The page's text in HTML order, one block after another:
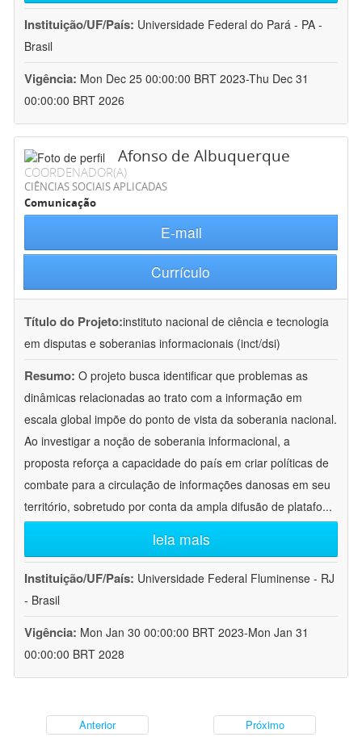
Instituição/UF/País: Universidade Federal do Pará - PA -
Brasil
Vigência: Mon Dec 25 00:00:00 BRT 2023-Thu Dec 31
00:00:00 BRT 2026
Afonso de Albuquerque
COORDENADOR(A)
CIÊNCIAS SOCIAIS APLICADAS
Comunicação
E-mail
Currículo
Título do Projeto:instituto nacional de ciência e tecnologia
em disputas e soberanias informacionais (inct/dsi)
Resumo: O projeto busca identificar que problemas as
dinâmicas relacionadas ao trato com a informação em
escala global impõe do ponto de vista da soberania nacional.
Ao investigar a noção de soberania informacional, a
proposta reforça a capacidade do país em criar políticas de
combate para a circulação de informações danosas em seu
território, sobretudo por conta da ampla difusão de platafo...
leia mais
Instituição/UF/País: Universidade Federal Fluminense - RJ
- Brasil
Vigência: Mon Jan 30 00:00:00 BRT 2023-Mon Jan 31
00:00:00 BRT 2028
Anterior Próximo